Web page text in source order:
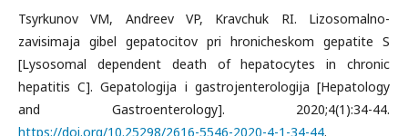
Tsyrkunov VM, Andreev VP, Kravchuk RI. Lizosomalno-
zavisimaja gibel gepatocitov pri hronicheskom gepatite S
[Lysosomal dependent death of hepatocytes in chronic
hepatitis C]. Gepatologija i gastrojenterologija [Hepatology
and Gastroenterology]. 2020;4(1):34-44.
https://doi.org/10.25298/2616-5546-2020-4-1-34-44.